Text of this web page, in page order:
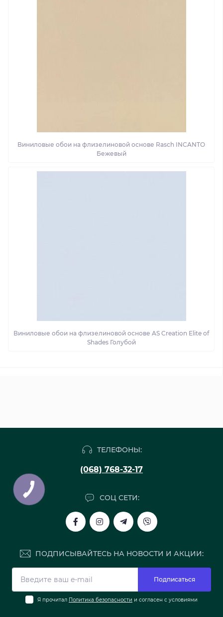
Виниловые обои на флизелиновой основе Rasch INCANTO
Бежевый
Виниловые обои на флизелиновой основе AS Creation Elite of
Shades Голубой
ТЕЛЕФОНЫ:
(068) 768-32-17
СОЦ СЕТИ:
ПОДПИСЫВАЙТЕСЬ НА НОВОСТИ И АКЦИИ:
Подписаться
Я прочитал Политика безопасности и согласен с условиями